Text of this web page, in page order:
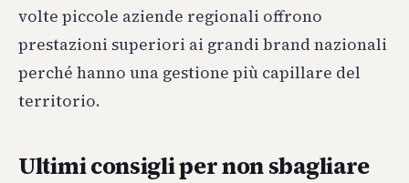
volte piccole aziende regionali offrono
prestazioni superiori ai grandi brand nazionali
perché hanno una gestione più capillare del
territorio.
Ultimi consigli per non sbagliare